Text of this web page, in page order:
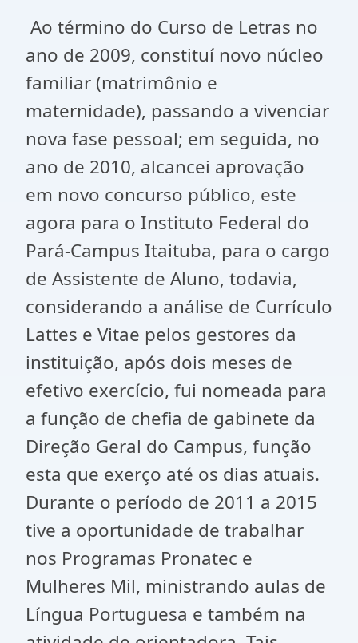
Ao término do Curso de Letras no
ano de 2009, constituí novo núcleo
familiar (matrimônio e
maternidade), passando a vivenciar
nova fase pessoal; em seguida, no
ano de 2010, alcancei aprovação
em novo concurso público, este
agora para o Instituto Federal do
Pará-Campus Itaituba, para o cargo
de Assistente de Aluno, todavia,
considerando a análise de Currículo
Lattes e Vitae pelos gestores da
instituição, após dois meses de
efetivo exercício, fui nomeada para
a função de chefia de gabinete da
Direção Geral do Campus, função
esta que exerço até os dias atuais.
Durante o período de 2011 a 2015
tive a oportunidade de trabalhar
nos Programas Pronatec e
Mulheres Mil, ministrando aulas de
Língua Portuguesa e também na